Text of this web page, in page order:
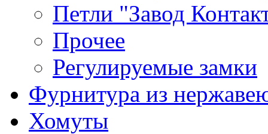
Петли "Завод
Прочее
Регулируемые замки
Фурнитура из
Хомуты